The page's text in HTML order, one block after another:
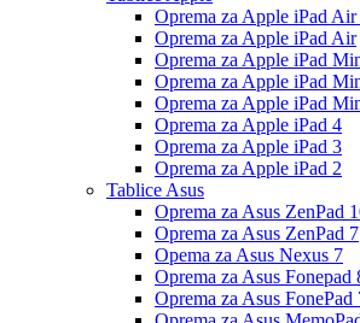
Oprema za Apple iPad Air
Oprema za Apple iPad Air
Oprema za Apple iPad
Oprema za Apple iPad
Oprema za Apple iPad
Oprema za Apple iPad 4
Oprema za Apple iPad 3
Oprema za Apple iPad 2
Tablice Asus
Oprema za Asus ZenPad
Oprema za Asus ZenPad 7
Opema za Asus Nexus 7
Oprema za Asus Fonepad
Oprema za Asus FonePad